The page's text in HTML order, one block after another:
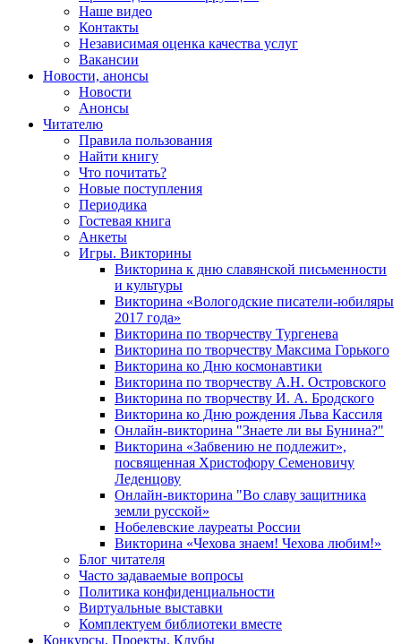
Наше видео
Контакты
Независимая оценка качества услуг
Вакансии
Новости, анонсы
Новости
Анонсы
Читателю
Правила пользования
Найти книгу
Что почитать?
Новые поступления
Периодика
Гостевая книга
Анкеты
Игры. Викторины
Викторина к дню славянской письменности
и культуры
Викторина «Вологодские писатели-юбиляры
2017 года»
Викторина по творчеству Тургенева
Викторина по творчеству Максима Горького
Викторина ко Дню космонавтики
Викторина по творчеству А.Н. Островского
Викторина по творчеству И. А. Бродского
Викторина ко Дню рождения Льва Кассиля
Онлайн-викторина "Знаете ли вы Бунина?"
Викторина «Забвению не подлежит»,
посвященная Христофору Семеновичу
Леденцову
Онлайн-викторина "Во славу защитника
земли русской»
Нобелевские лауреаты России
Викторина «Чехова знаем! Чехова любим!»
Блог читателя
Часто задаваемые вопросы
Политика конфиденциальности
Виртуальные выставки
Комплектуем библиотеки вместе
Конкурсы. Проекты. Клубы